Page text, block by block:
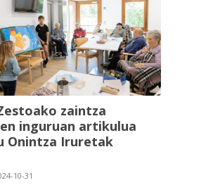
zaintza
inguruan artikulua
Onintza Iruretak
10-31